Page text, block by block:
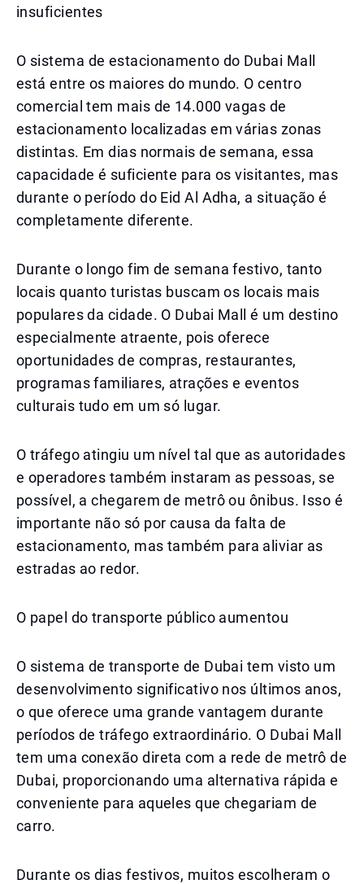
insuficientes
O sistema de estacionamento do Dubai Mall
está entre os maiores do mundo. O centro
comercial tem mais de 14.000 vagas de
estacionamento localizadas em várias zonas
distintas. Em dias normais de semana, essa
capacidade é suficiente para os visitantes, mas
durante o período do Eid Al Adha, a situação é
completamente diferente.
Durante o longo fim de semana festivo, tanto
locais quanto turistas buscam os locais mais
populares da cidade. O Dubai Mall é um destino
especialmente atraente, pois oferece
oportunidades de compras, restaurantes,
programas familiares, atrações e eventos
culturais tudo em um só lugar.
O tráfego atingiu um nível tal que as autoridades
e operadores também instaram as pessoas, se
possível, a chegarem de metrô ou ônibus. Isso é
importante não só por causa da falta de
estacionamento, mas também para aliviar as
estradas ao redor.
O papel do transporte público aumentou
O sistema de transporte de Dubai tem visto um
desenvolvimento significativo nos últimos anos,
o que oferece uma grande vantagem durante
períodos de tráfego extraordinário. O Dubai Mall
tem uma conexão direta com a rede de metrô de
Dubai, proporcionando uma alternativa rápida e
conveniente para aqueles que chegariam de
carro.
Durante os dias festivos, muitos escolheram o